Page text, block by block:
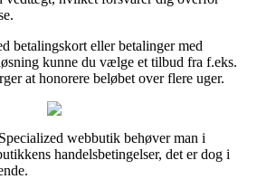
betalingskort eller betalinger med
kunne du vælge et tilbud fra f.eks.
at honorere beløbet over flere uger.
webbutik behøver man i
handelsbetingelser, det er dog i